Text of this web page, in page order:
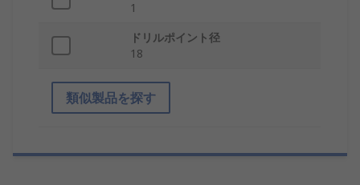
1
ドリルポイント径
18
類似製品を探す